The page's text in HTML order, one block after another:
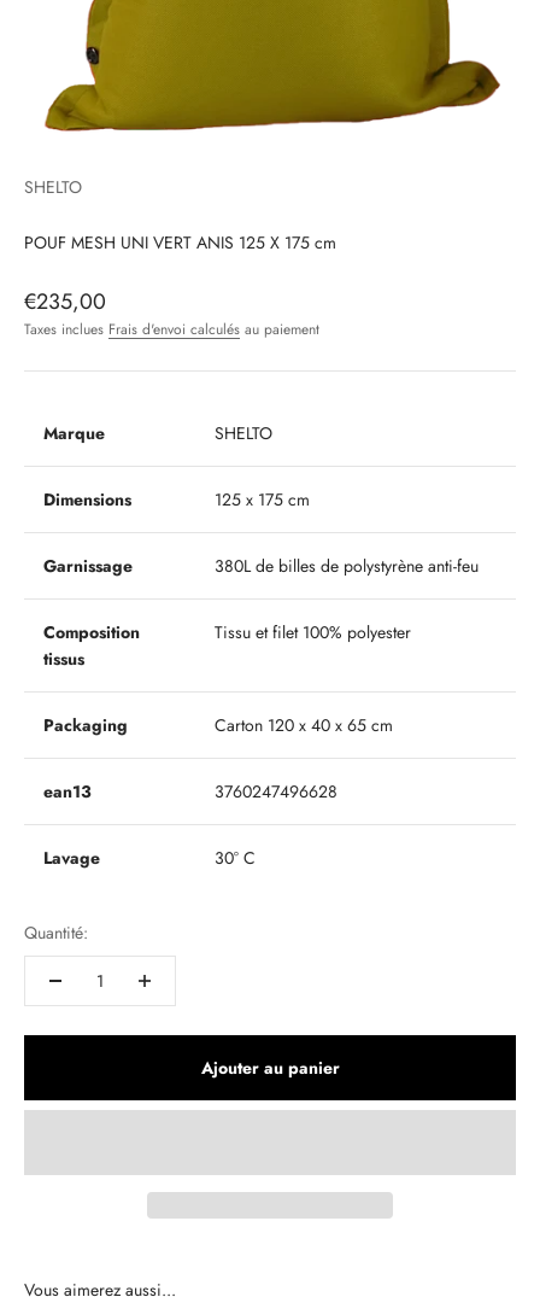
SHELTO
POUF MESH UNI VERT ANIS 125 X 175 cm
Prix de vente
€235,00
Taxes inclues Frais d'envoi calculés au paiement
Marque SHELTO
Dimensions 125 x 175 cm
Garnissage 380L de billes de polystyrène anti-feu
Composition
tissus
Tissu et filet 100% polyester
Packaging Carton 120 x 40 x 65 cm
ean13 3760247496628
Lavage 30° C
Quantité:
Ajouter au panier